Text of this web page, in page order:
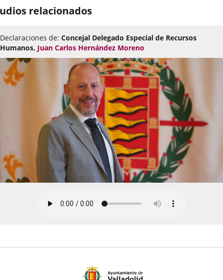
relacionados
Declaraciones de: Concejal Delegado Especial de Recursos
Humanos, Juan Carlos Hernández Moreno